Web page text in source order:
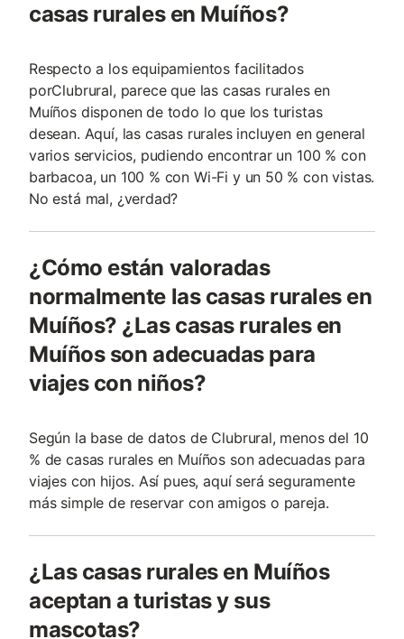
casas rurales en Muíños?
Respecto a los equipamientos facilitados
porClubrural, parece que las casas rurales en
Muíños disponen de todo lo que los turistas
desean. Aquí, las casas rurales incluyen en general
varios servicios, pudiendo encontrar un 100 % con
barbacoa, un 100 % con Wi-Fi y un 50 % con vistas.
No está mal, ¿verdad?
¿Cómo están valoradas
normalmente las casas rurales en
Muíños? ¿Las casas rurales en
Muíños son adecuadas para
viajes con niños?
Según la base de datos de Clubrural, menos del 10
% de casas rurales en Muíños son adecuadas para
viajes con hijos. Así pues, aquí será seguramente
más simple de reservar con amigos o pareja.
¿Las casas rurales en Muíños
aceptan a turistas y sus
mascotas?